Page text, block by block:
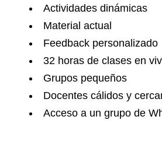
Actividades dinámicas
Material actual
Feedback personalizado
32 horas de clases en
Grupos pequeños
Docentes cálidos y
Acceso a un grupo de